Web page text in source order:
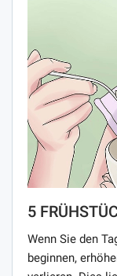
5
Wenn Sie den
beginnen,